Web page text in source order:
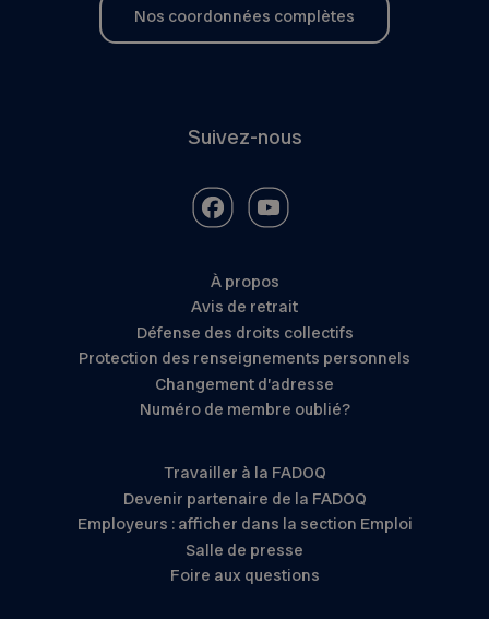
Nos coordonnées complètes
Suivez-nous
À propos
Avis de retrait
Défense des droits collectifs
Protection des renseignements personnels
Changement d’adresse
Numéro de membre oublié?
Travailler à la FADOQ
Devenir partenaire de la FADOQ
Employeurs : afficher dans la section Emploi
Salle de presse
Foire aux questions